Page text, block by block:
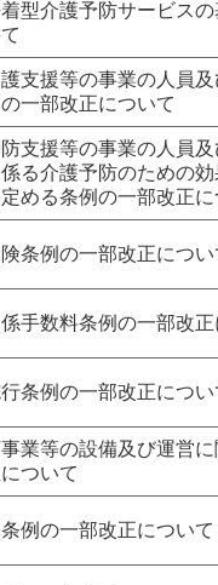
型介護予防サービス
支援等の事業の人員
一部改正について
支援等の事業の人員
る介護予防のための
める条例の一部改正
条例の一部改正につい
手数料条例の一部改
条例の一部改正につい
業等の設備及び運営
ついて
例の一部改正について